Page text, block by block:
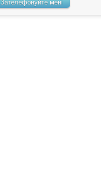
Зателефонуйте мені